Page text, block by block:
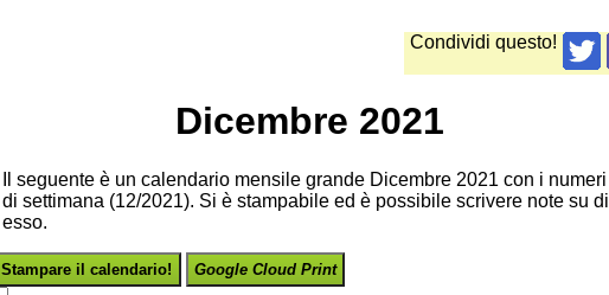
Condividi questo!
Dicembre 2021
Il seguente è un calendario mensile grande Dicembre 2021 con i numeri
di settimana (12/2021). Si è stampabile ed è possibile scrivere note su di
esso.
Stampare il calendario! Google Cloud Print